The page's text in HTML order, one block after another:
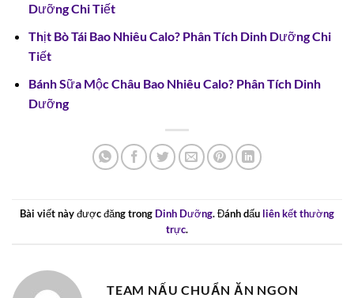
Dưỡng Chi Tiết
Thịt Bò Tái Bao Nhiêu Calo? Phân Tích Dinh Dưỡng Chi
Tiết
Bánh Sữa Mộc Châu Bao Nhiêu Calo? Phân Tích Dinh
Dưỡng
Bài viết này được đăng trong Dinh Dưỡng. Đánh dấu liên kết thường
trực.
TEAM NẤU CHUẨN ĂN NGON